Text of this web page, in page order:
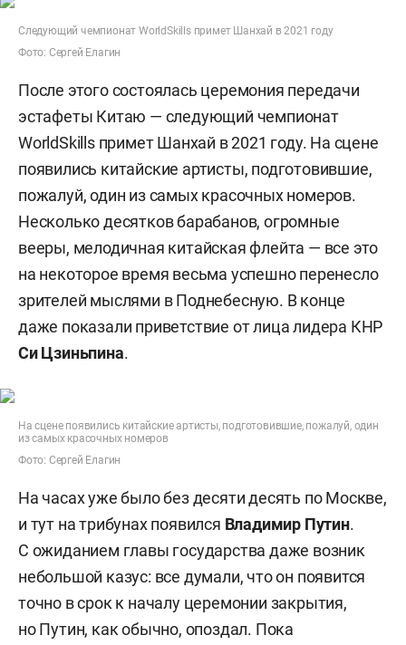
Следующий чемпионат WorldSkills примет Шанхай в 2021 году
Фото: Сергей Елагин
После этого состоялась церемония передачи
эстафеты Китаю — следующий чемпионат
WorldSkills примет Шанхай в 2021 году. На сцене
появились китайские артисты, подготовившие,
пожалуй, один из самых красочных номеров.
Несколько десятков барабанов, огромные
вееры, мелодичная китайская флейта — все это
на некоторое время весьма успешно перенесло
зрителей мыслями в Поднебесную. В конце
даже показали приветствие от лица лидера КНР
Си Цзиньпина.
На сцене появились китайские артисты, подготовившие, пожалуй, один
из самых красочных номеров
Фото: Сергей Елагин
На часах уже было без десяти десять по Москве,
и тут на трибунах появился Владимир Путин.
С ожиданием главы государства даже возник
небольшой казус: все думали, что он появится
точно в срок к началу церемонии закрытия,
но Путин, как обычно, опоздал. Пока